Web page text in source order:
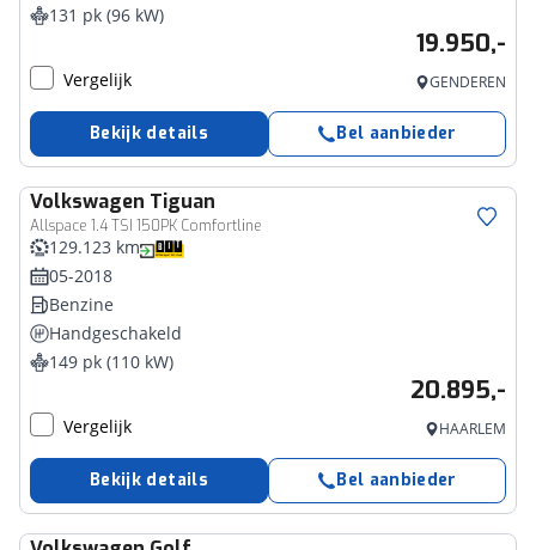
131 pk (96 kW)
19.950,-
Vergelijk GENDEREN
Bekijk details Bel aanbieder
Volkswagen Tiguan
Allspace 1.4 TSI 150PK Comfortline
129.123 km
05-2018
Benzine
Handgeschakeld
149 pk (110 kW)
20.895,-
Vergelijk HAARLEM
Bekijk details Bel aanbieder